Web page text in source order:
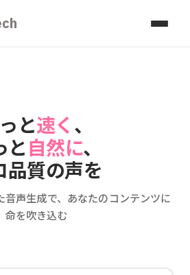
と速く 、
と自然に、
品質の声を
音声生成で、あなたのコンテンツに
命を吹き込む